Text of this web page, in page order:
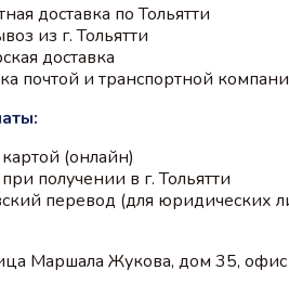
доставка по Тольятти
из г. Тольятти
доставка
почтой и транспортной
(онлайн)
получении в г. Тольятти
перевод (для юридических
Маршала Жукова, дом 35,